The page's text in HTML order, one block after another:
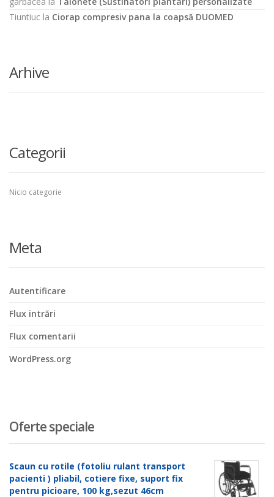
Tiuntiuc la Ciorap compresiv pana la coapsă DUOMED
Arhive
Categorii
Nicio categorie
Meta
Autentificare
Flux intrări
Flux comentarii
WordPress.org
Oferte speciale
Scaun cu rotile (fotoliu rulant transport
pacienti ) pliabil, cotiere fixe, suport fix
pentru picioare, 100 kg,sezut 46cm